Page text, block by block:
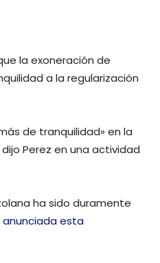
la exoneración de
a la regularización
de tranquilidad» en la
Perez en una actividad
ha sido duramente
esta